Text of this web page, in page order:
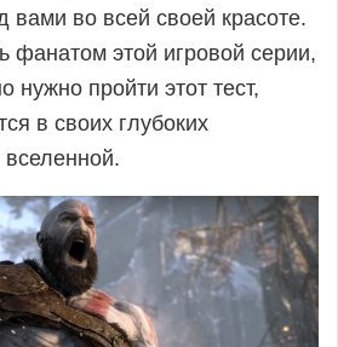
вами во всей своей красоте.
фанатом этой игровой серии,
нужно пройти этот тест,
в своих глубоких